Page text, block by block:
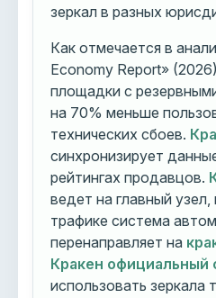
зеркал в разных
Как отмечается в
Economy Report»
площадки с
на 70% меньше
технических сбоев.
синхронизирует
рейтингах продавцов.
ведет на главный
трафике система
перенаправляет на
Кракен официальный
использовать зеркала